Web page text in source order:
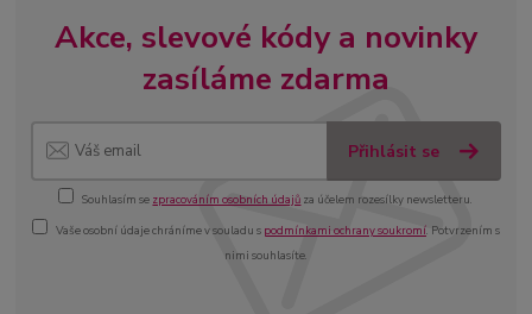
Akce, slevové kódy a novinky
zasíláme zdarma
Přihlásit se
Souhlasím se zpracováním osobních údajů za účelem rozesílky newsletteru.
Vaše osobní údaje chráníme v souladu s podmínkami ochrany soukromí. Potvrzením s
nimi souhlasíte.